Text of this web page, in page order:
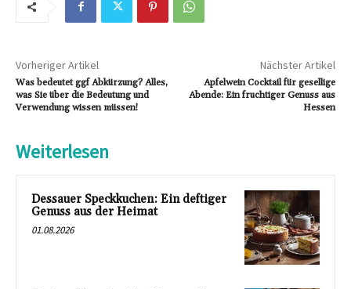
Vorheriger Artikel
Was bedeutet ggf Abkürzung? Alles,
was Sie über die Bedeutung und
Verwendung wissen müssen!
Nächster Artikel
Apfelwein Cocktail für gesellige
Abende: Ein fruchtiger Genuss aus
Hessen
Weiterlesen
Dessauer Speckkuchen: Ein deftiger
Genuss aus der Heimat
01.08.2026